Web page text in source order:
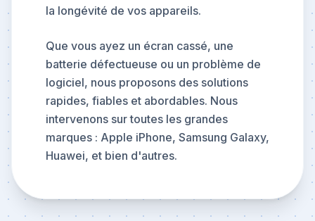
la longévité de vos appareils.
Que vous ayez un écran cassé, une
batterie défectueuse ou un problème de
logiciel, nous proposons des solutions
rapides, fiables et abordables. Nous
intervenons sur toutes les grandes
marques : Apple iPhone, Samsung Galaxy,
Huawei, et bien d'autres.